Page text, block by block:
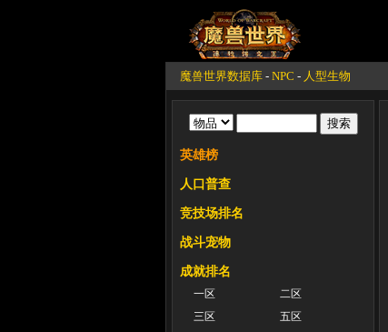
魔兽世界数据库 - NPC - 人型生物
英雄榜
人口普查
竞技场排名
战斗宠物
成就排名
一区
二区
三区
五区